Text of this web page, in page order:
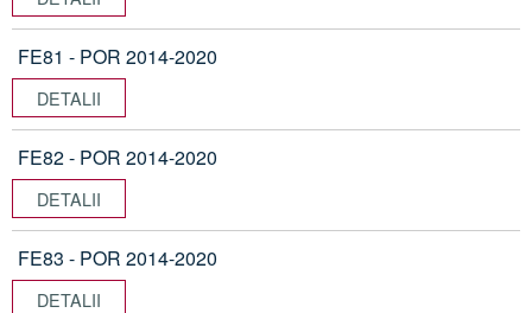
FE81 - POR 2014-2020
DETALII
FE82 - POR 2014-2020
DETALII
FE83 - POR 2014-2020
DETALII